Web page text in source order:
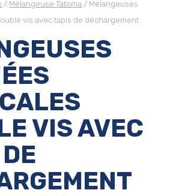
/ Mélangeuse Tatoma / Mélangeuses
vis avec tapis de déchargement
VIS AVEC